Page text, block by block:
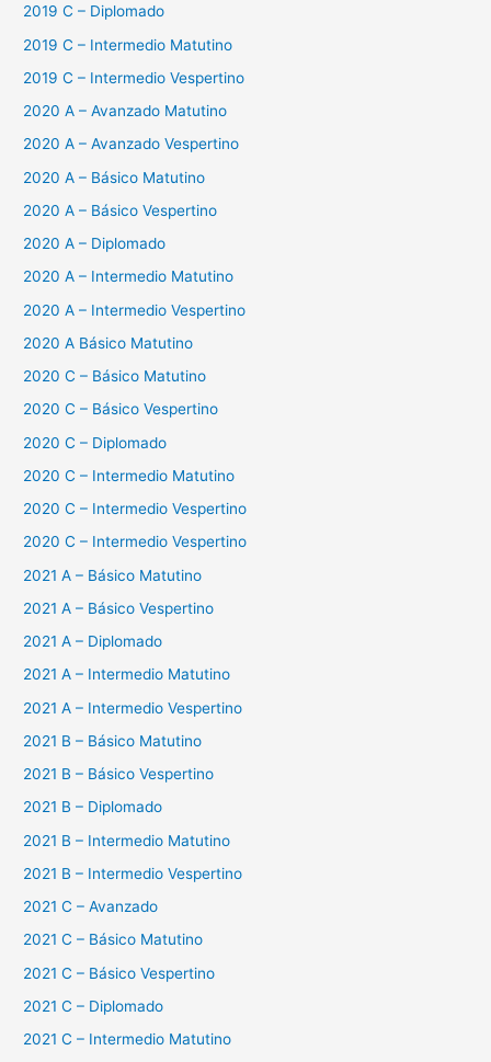
2019 C – Diplomado
2019 C – Intermedio Matutino
2019 C – Intermedio Vespertino
2020 A – Avanzado Matutino
2020 A – Avanzado Vespertino
2020 A – Básico Matutino
2020 A – Básico Vespertino
2020 A – Diplomado
2020 A – Intermedio Matutino
2020 A – Intermedio Vespertino
2020 A Básico Matutino
2020 C – Básico Matutino
2020 C – Básico Vespertino
2020 C – Diplomado
2020 C – Intermedio Matutino
2020 C – Intermedio Vespertino
2020 C – Intermedio Vespertino
2021 A – Básico Matutino
2021 A – Básico Vespertino
2021 A – Diplomado
2021 A – Intermedio Matutino
2021 A – Intermedio Vespertino
2021 B – Básico Matutino
2021 B – Básico Vespertino
2021 B – Diplomado
2021 B – Intermedio Matutino
2021 B – Intermedio Vespertino
2021 C – Avanzado
2021 C – Básico Matutino
2021 C – Básico Vespertino
2021 C – Diplomado
2021 C – Intermedio Matutino